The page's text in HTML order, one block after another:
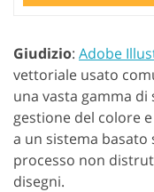
Giudizio: Adobe
vettoriale usato
una vasta gamma
gestione del colore
a un sistema
processo non
disegni.